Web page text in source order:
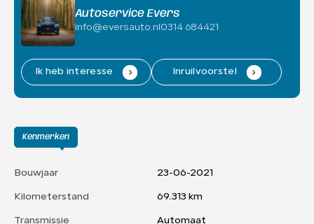
Autoservice Evers
info@eversauto.nl0314 684421
Ik heb interesse . Inruilvoorstel .
Kenmerken
Bouwjaar 23-06-2021
Kilometerstand 69.313 km
Transmissie Automaat